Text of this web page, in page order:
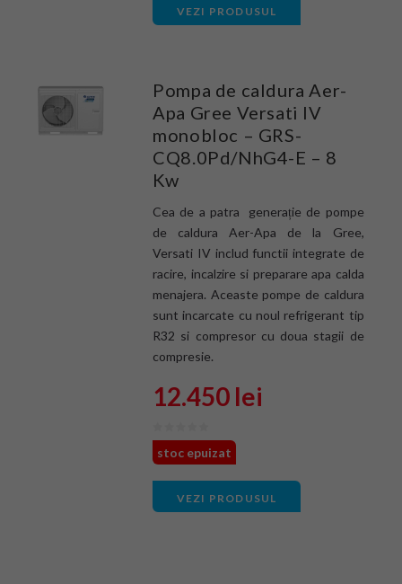
VEZI PRODUSUL
Pompa de caldura Aer-
Apa Gree Versati IV
monobloc – GRS-
CQ8.0Pd/NhG4-E – 8
Kw
Cea de a patra generație de pompe
de caldura Aer-Apa de la Gree,
Versati IV includ functii integrate de
racire, incalzire si preparare apa calda
menajera. Aceaste pompe de caldura
sunt incarcate cu noul refrigerant tip
R32 si compresor cu doua stagii de
compresie.
12.450 lei
stoc epuizat
VEZI PRODUSUL